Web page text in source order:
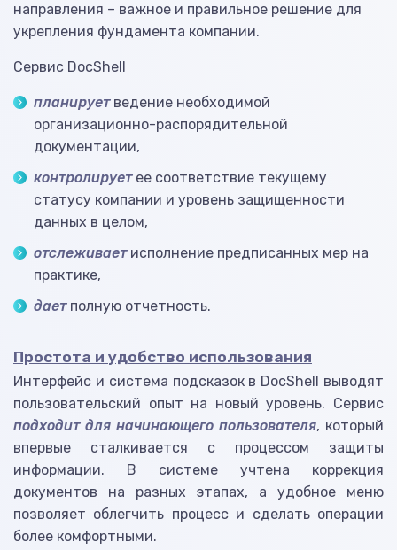
направления – важное и правильное решение для
укрепления фундамента компании.
Сервис DocShell
планируетведение необходимой
организационно-распорядительной
документации,
контролируетее соответствие текущему
статусу компании и уровень защищенности
данных в целом,
отслеживаетисполнение предписанных мер на
практике,
даетполную отчетность.
Простота и удобство использования
Интерфейс и система подсказок в DocShell выводят
пользовательский опыт на новый уровень. Сервис
подходит для начинающего пользователя, который
впервые сталкивается с процессом защиты
информации. В системе учтена коррекция
документов на разных этапах, а удобное меню
позволяет облегчить процесс и сделать операции
более комфортными.